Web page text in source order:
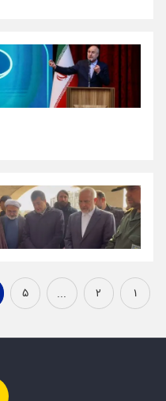
۱ ۲ ... ۵